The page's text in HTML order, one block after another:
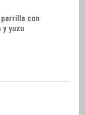
con
y yuzu